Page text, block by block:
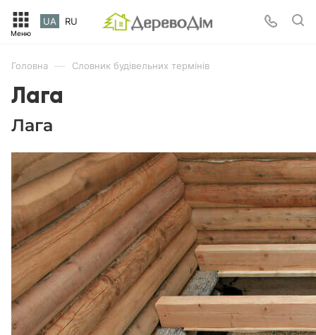
UA RU
Головна — Словник будівельних термінів
Лага
Лага